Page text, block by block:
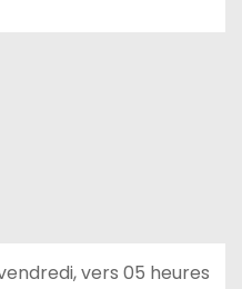
vers 05 heures